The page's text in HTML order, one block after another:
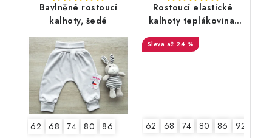
Bavlněné rostoucí
kalhoty, šedé
62 68 74 80 86
Rostoucí elastické
kalhoty teplákovina,
až 24 %
62 68 74 80 86 92